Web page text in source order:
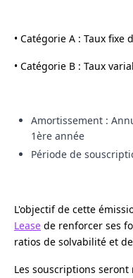
• Catégorie A : Taux fixe
• Catégorie B : Taux
Amortissement :
1ère année
Période de
L'objectif de cette
Lease de renforcer ses
ratios de solvabilité et
Les souscriptions